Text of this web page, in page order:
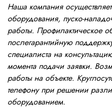
Наша компания осуществляет
оборудования, пуско-
работы. Профилактическое
послегарантийную
специалиста на
момента подачи заявки.
работы на объекте.
телефону при решении
оборудованием.